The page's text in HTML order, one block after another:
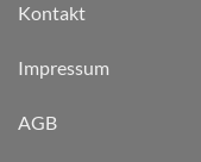
Kontakt
Impressum
AGB